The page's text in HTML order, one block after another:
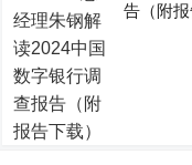
告（附报